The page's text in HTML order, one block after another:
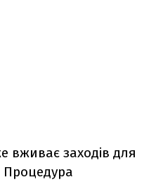
вживає заходів для